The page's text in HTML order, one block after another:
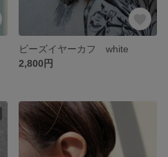
ビーズイヤーカフ white
2,800円